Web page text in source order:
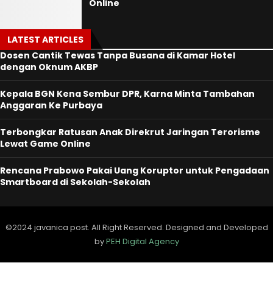
Online
LATEST ARTICLES
Dosen Cantik Tewas Tanpa Busana di Kamar Hotel
dengan Oknum AKBP
Kepala BGN Kena Sembur DPR, Karna Minta Tambahan
Anggaran Ke Purbaya
Terbongkar Ratusan Anak Direkrut Jaringan Terorisme
Lewat Game Online
Rencana Prabowo Pakai Uang Koruptor untuk Pengadaan
Smartboard di Sekolah-Sekolah
©2024 javanica post. All Right Reserved. Designed and Developed
byPEH Digital Agency